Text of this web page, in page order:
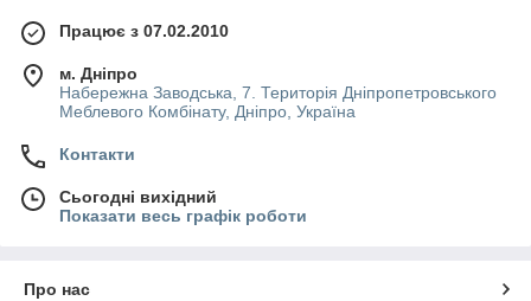
Працює з 07.02.2010
м. Дніпро
Набережна Заводська, 7. Територія Дніпропетровського
Меблевого Комбінату, Дніпро, Україна
Контакти
Сьогодні вихідний
Показати весь графік роботи
Про нас